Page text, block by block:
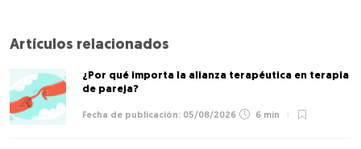
Artículos relacionados
¿Por qué importa la alianza terapéutica en terapia
de pareja?
05/08/2026 6 min